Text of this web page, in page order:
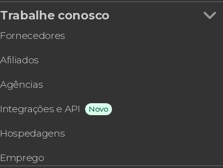
Trabalhe conosco
Fornecedores
Afiliados
Agências
Integrações e API Novo
Hospedagens
Emprego